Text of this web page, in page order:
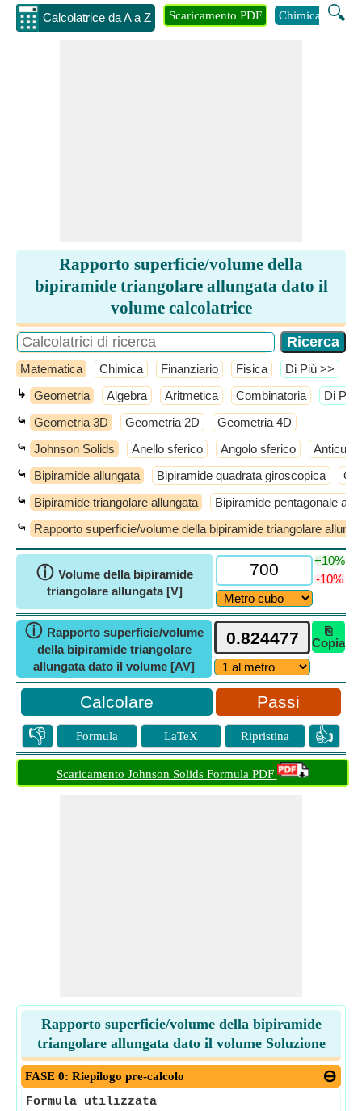
Calcolatrice da A a Z 🔍
Scaricamento PDF Chimica
Rapporto superficie/volume della
bipiramide triangolare allungata dato il
volume calcolatrice
Matematica Chimica Finanziario Fisica ​Di Più >>
↳ Geometria Algebra Aritmetica Combinatoria ​Di Più
⤿ Geometria 3D Geometria 2D Geometria 4D
⤿ Johnson Solids Anello sferico Angolo sferico Anticube
⤿ Bipiramide allungata Bipiramide quadrata giroscopica
⤿ Bipiramide triangolare allungata Bipiramide pentagonale
⤿ Rapporto superficie/volume della bipiramide triangolare
ⓘ Volume della bipiramide
triangolare allungata [V]
+10%
-10%
ⓘ Rapporto superficie/volume
della bipiramide triangolare
allungata dato il volume [AV]
⎘
Copia
Passi
👎 Formula LaTeX Ripristina 👍
Scaricamento Johnson Solids Formula PDF
Rapporto superficie/volume della bipiramide
triangolare allungata dato il volume Soluzione
FASE 0: Riepilogo pre-calcolo
Formula utilizzata